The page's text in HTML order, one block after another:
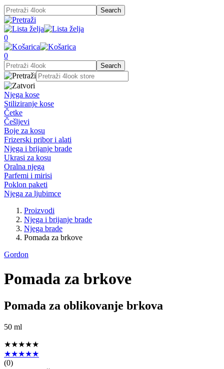
0
0
Njega kose
Stiliziranje kose
Četke
Češljevi
Boje za kosu
Frizerski pribor i alati
Njega i brijanje brade
Ukrasi za kosu
Oralna njega
Parfemi i mirisi
Poklon paketi
Njega za ljubimce
Proizvodi
Njega i brijanje brade
Njega brade
Pomada za brkove
Gordon
Pomada za brkove
Pomada za oblikovanje brkova
50 ml
★★★★★
★★★★★
(0)